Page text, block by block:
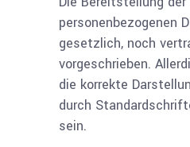
personenbezogenen
gesetzlich, noch
vorgeschrieben.
die korrekte
durch
sein.